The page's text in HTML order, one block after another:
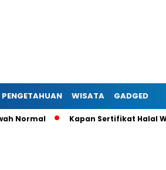
PENGETAHUAN WISATA GADGED
Kapan Sertifikat Halal Wajib